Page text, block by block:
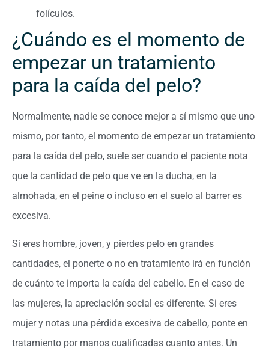
folículos.
¿Cuándo es el momento de
empezar un tratamiento
para la caída del pelo?
Normalmente, nadie se conoce mejor a sí mismo que uno
mismo, por tanto, el momento de empezar un tratamiento
para la caída del pelo, suele ser cuando el paciente nota
que la cantidad de pelo que ve en la ducha, en la
almohada, en el peine o incluso en el suelo al barrer es
excesiva.
Si eres hombre, joven, y pierdes pelo en grandes
cantidades, el ponerte o no en tratamiento irá en función
de cuánto te importa la caída del cabello. En el caso de
las mujeres, la apreciación social es diferente. Si eres
mujer y notas una pérdida excesiva de cabello, ponte en
tratamiento por manos cualificadas cuanto antes. Un